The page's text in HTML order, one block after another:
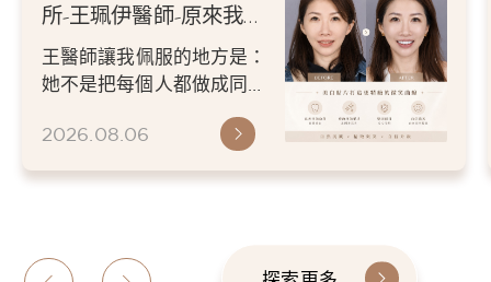
所-王珮伊醫師-原來我的
不愛笑，只是不喜歡自己
原本的牙齒
王醫師讓我佩服的地方是：
她不是把每個人都做成同一
更適合自己的樣子。 現...
2026.08.06